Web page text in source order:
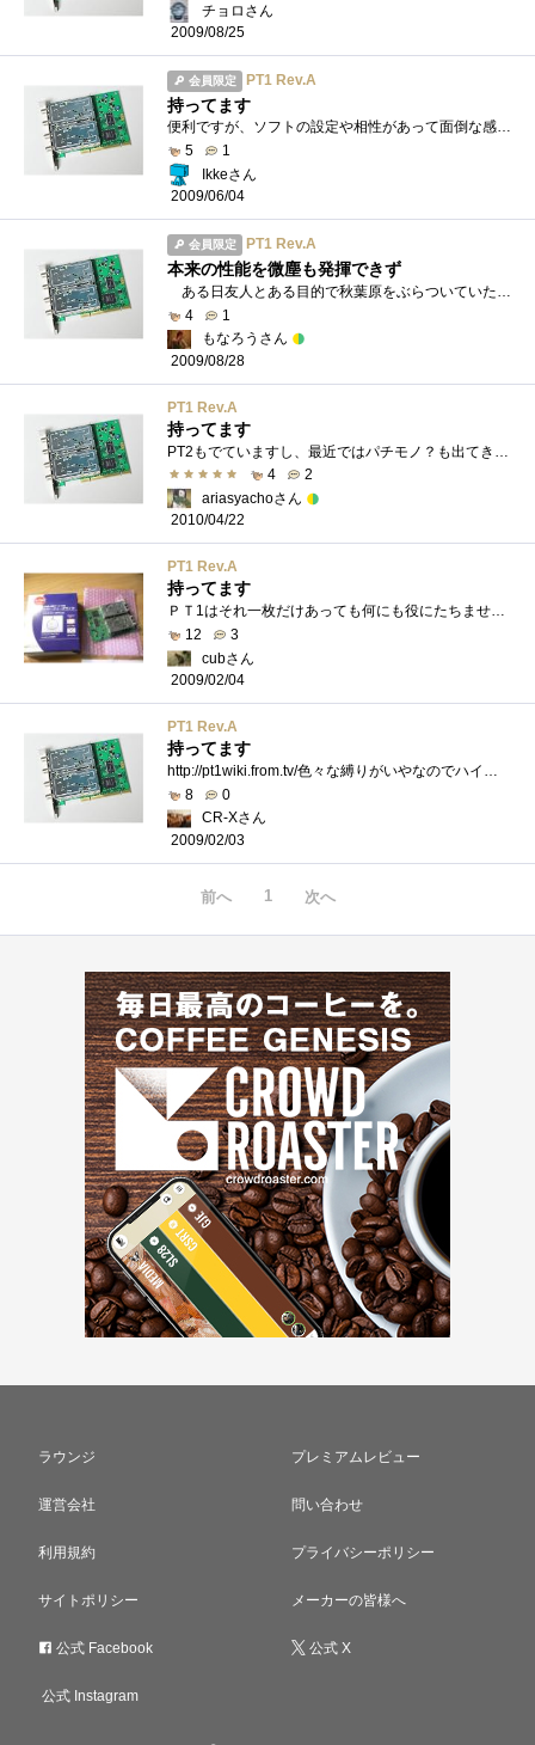
チョロさん
2009/08/25
会員限定 PT1 Rev.A
持ってます
便利ですが、ソフトの設定や相性があって面倒な感じ。それをうまく使いこなすのが楽しみって話もありますが。
5
1
Ikkeさん
2009/06/04
会員限定 PT1 Rev.A
本来の性能を微塵も発揮できず
ある日友人とある目的で秋葉原をぶらついていたら、偶然GETたなぼたとはまさにこのこと。 BS、CS受信できない我が家では、3分の1の性能しか�...
4
1
もなろうさん
2009/08/28
PT1 Rev.A
持ってます
4
2
ariasyachoさん
2010/04/22
PT1 Rev.A
持ってます
ＰＴ1はそれ一枚だけあっても何にも役にたちません。それどころか実際に用意するものは多いし設定もめんどうです。Ｂ－ＣＡＳカード、カード�...
12
3
cubさん
2009/02/04
PT1 Rev.A
持ってます
http://pt1wiki.from.tv/色々な縛りがいやなのでハイビジョンは、PT1で始めた。BSも見れるこのPT1がTVキャプチャーでは一番自由で使い勝手が良い。最近�...
8
0
CR-Xさん
2009/02/03
前へ 1 次へ
ラウンジ プレミアムレビュー
運営会社 問い合わせ
利用規約 プライバシーポリシー
サイトポリシー メーカーの皆様へ
公式 Facebook 公式 X
公式 Instagram